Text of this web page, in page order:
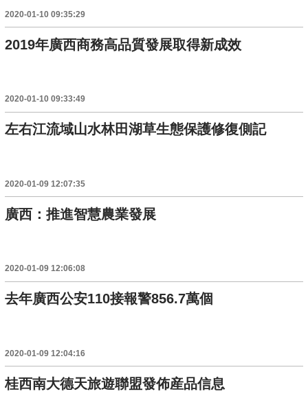
2020-01-10 09:35:29
2019年廣西商務高品質發展取得新成效
2020-01-10 09:33:49
左右江流域山水林田湖草生態保護修復側記
2020-01-09 12:07:35
廣西：推進智慧農業發展
2020-01-09 12:06:08
去年廣西公安110接報警856.7萬個
2020-01-09 12:04:16
桂西南大德天旅遊聯盟發佈産品信息